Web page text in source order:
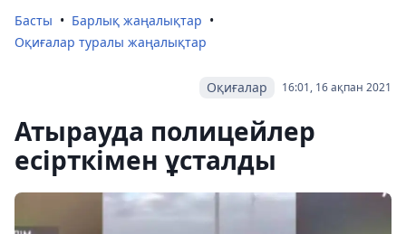
Басты
Барлық жаңалықтар
Оқиғалар туралы жаңалықтар
16:01, 16 ақпан 2021
Оқиғалар
Атырауда полицейлер
есірткімен ұсталды